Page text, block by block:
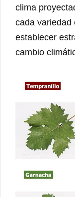
clima
cada variedad
establecer
cambio